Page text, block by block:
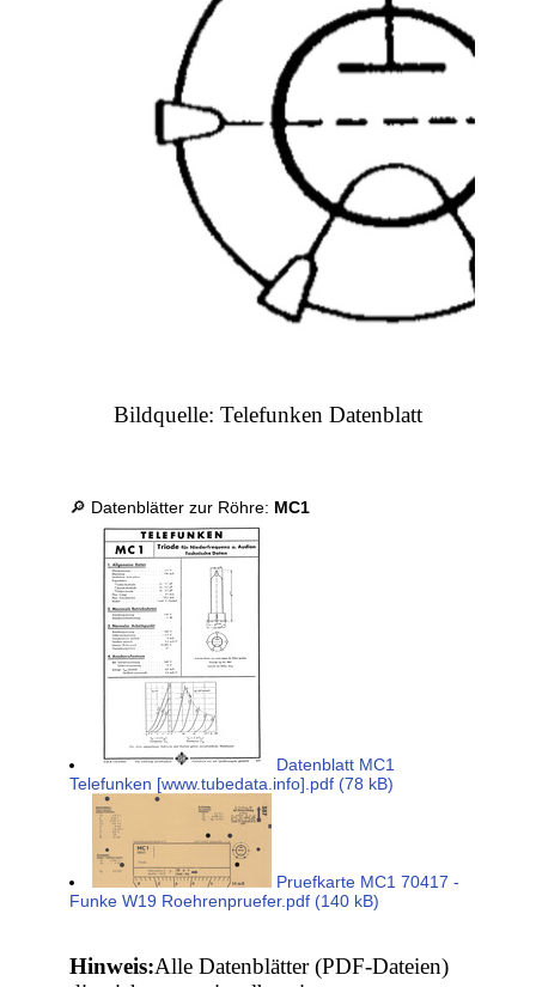
Bildquelle: Telefunken Datenblatt
🔎 Datenblätter zur Röhre: MC1
Datenblatt MC1
Telefunken [www.tubedata.info].pdf (78 kB)
Pruefkarte MC1 70417 -
Funke W19 Roehrenpruefer.pdf (140 kB)
Hinweis:Alle Datenblätter (PDF-Dateien)